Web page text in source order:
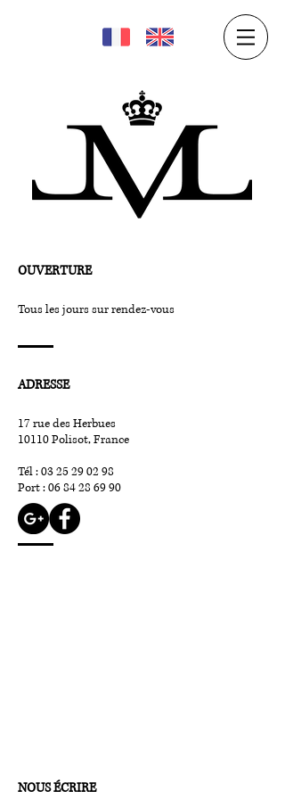
17 rue des Herbues
10110 Polisot, France
​Tél :03 25 29 02 98
Port :06 84 28 69 90
Tous les jours sur rendez-vous
OUVERTURE
ADRESSE
NOUS ÉCRIRE